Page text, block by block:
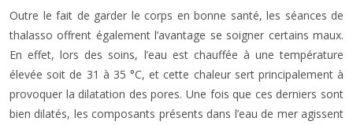
Outre le fait de garder le corps en bonne santé, les séances de
thalasso offrent également l’avantage se soigner certains maux.
En effet, lors des soins, l’eau est chauffée à une température
élevée soit de 31 à 35 °C, et cette chaleur sert principalement à
provoquer la dilatation des pores. Une fois que ces derniers sont
bien dilatés, les composants présents dans l’eau de mer agissent